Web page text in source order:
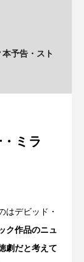
予告・スト
ミラ
はデビッド・
ク作品のニュ
劇だと考えて